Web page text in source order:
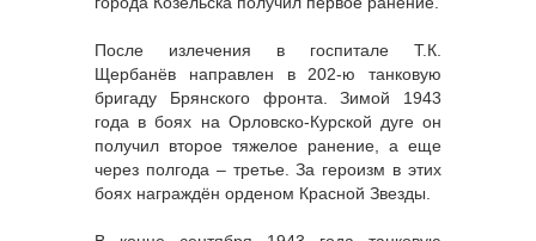
После излечения в госпитале Т.К.
Щербанёв направлен в 202-ю танковую
бригаду Брянского фронта. Зимой 1943
года в боях на Орловско-Курской дуге он
получил второе тяжелое ранение, а еще
через полгода – третье. За героизм в этих
боях награждён орденом Красной Звезды.